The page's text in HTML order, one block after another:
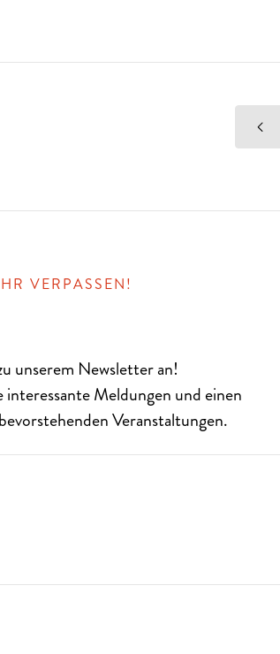
VERPASSEN!
unserem Newsletteran!
interessante Meldungen und einen
Veranstaltungen.